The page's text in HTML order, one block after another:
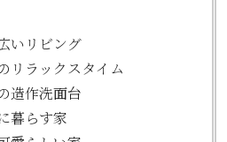
いリビング
リラックスタイム
造作洗面台
暮らす家